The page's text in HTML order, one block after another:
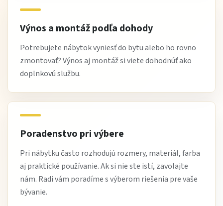
Výnos a montáž podľa dohody
Potrebujete nábytok vyniesť do bytu alebo ho rovno
zmontovať? Výnos aj montáž si viete dohodnúť ako
doplnkovú službu.
Poradenstvo pri výbere
Pri nábytku často rozhodujú rozmery, materiál, farba
aj praktické používanie. Ak si nie ste istí, zavolajte
nám. Radi vám poradíme s výberom riešenia pre vaše
bývanie.